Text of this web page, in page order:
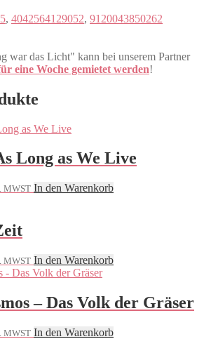
, 4042564129052, 9120043850262
das Licht" kann bei unserem Partner
eine Woche gemietet werden!
Long as We Live
MWST In den Warenkorb
MWST In den Warenkorb
– Das Volk der Gräser
MWST In den Warenkorb